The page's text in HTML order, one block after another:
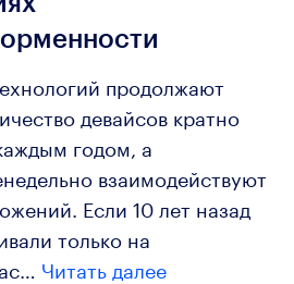
продолжают
девайсов кратно
годом, а
взаимодействуют
Если 10 лет назад
только на
Читать далее